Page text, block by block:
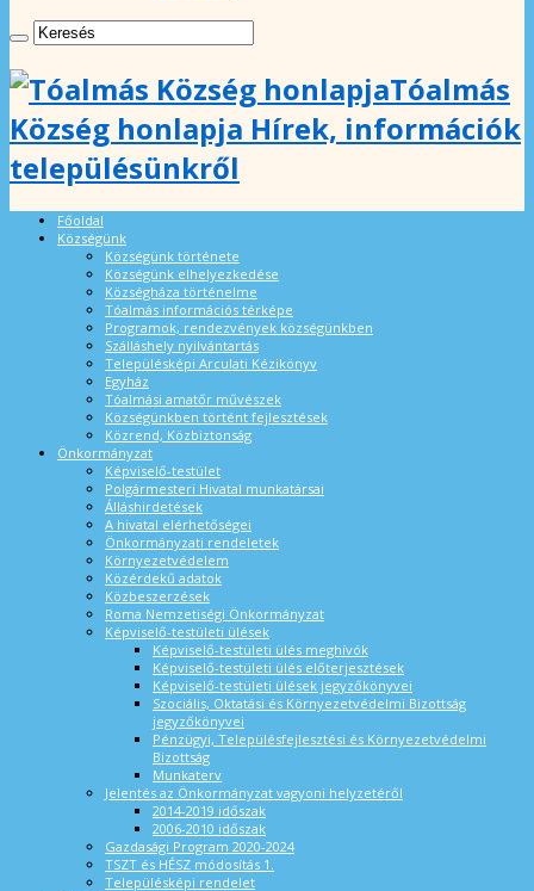
Tóalmás
Község honlapja Hírek, információk
településünkről
Főoldal
Községünk
Községünk története
Községünk elhelyezkedése
Községháza történelme
Tóalmás információs térképe
Programok, rendezvények községünkben
Szálláshely nyilvántartás
Településképi Arculati Kézikönyv
Egyház
Tóalmási amatőr művészek
Községünkben történt fejlesztések
Közrend, Közbiztonság
Önkormányzat
Képviselő-testület
Polgármesteri Hivatal munkatársai
Álláshirdetések
A hivatal elérhetőségei
Önkormányzati rendeletek
Környezetvédelem
Közérdekű adatok
Közbeszerzések
Roma Nemzetiségi Önkormányzat
Képviselő-testületi ülések
Képviselő-testületi ülés meghívók
Képviselő-testületi ülés előterjesztések
Képviselő-testületi ülések jegyzőkönyvei
Szociális, Oktatási és Környezetvédelmi Bizottság
jegyzőkönyvei
Pénzügyi, Településfejlesztési és Környezetvédelmi
Bizottság
Munkaterv
Jelentés az Önkormányzat vagyoni helyzetéről
2014-2019 időszak
2006-2010 időszak
Gazdasági Program 2020-2024
TSZT és HÉSZ módosítás 1.
Településképi rendelet